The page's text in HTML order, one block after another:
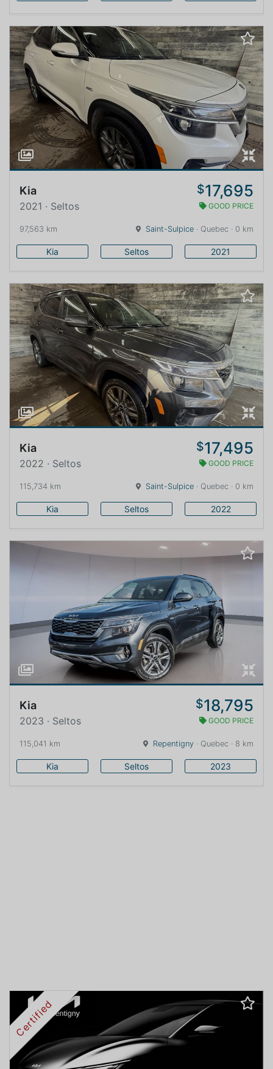
Kia $17,695
2021 · Seltos GOOD PRICE
97,563 km Saint-Sulpice · Quebec · 0 km
Kia Seltos 2021
Kia $17,495
2022 · Seltos GOOD PRICE
115,734 km Saint-Sulpice · Quebec · 0 km
Kia Seltos 2022
Kia $18,795
2023 · Seltos GOOD PRICE
115,041 km Repentigny · Quebec · 8 km
Kia Seltos 2023
Certified